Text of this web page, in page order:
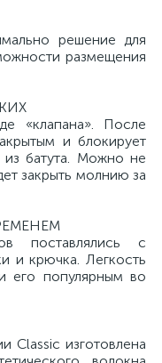
решение для
размещения
«клапана». После
и блокирует
батута. Можно не
закрыть молнию за
поставлялись с
и крючка. Легкость
его популярным во
Classic изготовлена